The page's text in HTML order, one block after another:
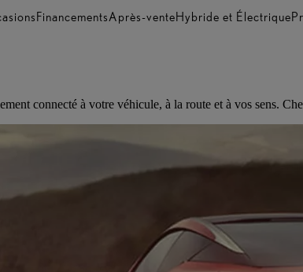
FinancementsAprès-venteHybride et Électrique
connecté à votre véhicule, à la route et à vos sens.